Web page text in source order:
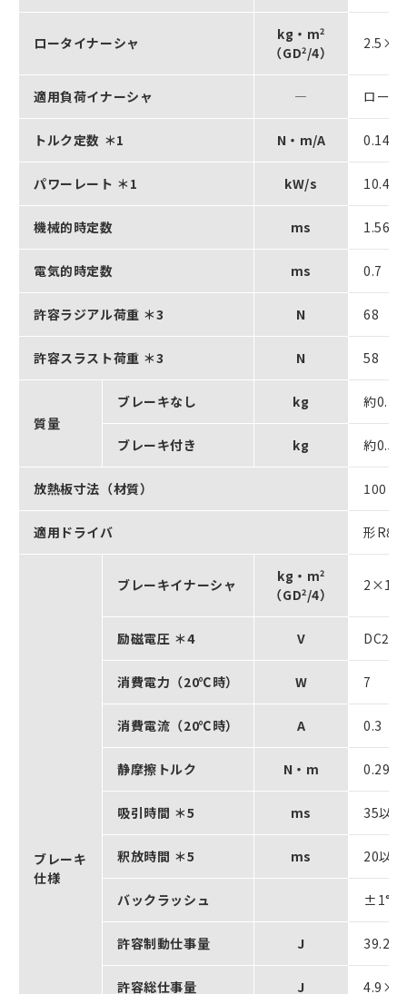
ロータイナーシャ kg・m2
（GD2/4）
適用負荷イナーシャ ― ロー
トルク定数 ＊1 N・m/A 0.14
パワーレート ＊1 kW/s 10.4
機械的時定数 ms 1.56
電気的時定数 ms 0.7
許容ラジアル荷重 ＊3 N 68
許容スラスト荷重 ＊3 N 58
質量
ブレーキなし kg 約0.3
ブレーキ付き kg 約0.5
放熱板寸法（材質）
適用ドライバ 形
ブレーキ
仕様
ブレーキイナーシャ kg・m2
（GD2/4）
2×10
励磁電圧 ＊4 V
消費電力（20℃時） W 7
消費電流（20℃時） A 0.3
静摩擦トルク N・m 0.29以
吸引時間 ＊5 ms 35以下
釈放時間 ＊5 ms 20以下
バックラッシュ ±1°
許容制動仕事量 J 39.2
許容総仕事量 J